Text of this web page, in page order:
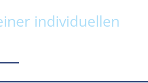
individuellen